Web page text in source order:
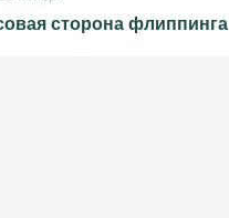
сторона флиппинга